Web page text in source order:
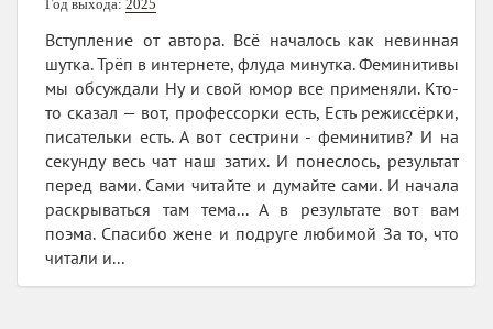
Год выхода: 2025
Вступление от автора. Всё началось как невинная
шутка. Трёп в интернете, флуда минутка. Феминитивы
мы обсуждали Ну и свой юмор все применяли. Кто-
то сказал — вот, профессорки есть, Есть режиссёрки,
писательки есть. А вот сестрини - феминитив? И на
секунду весь чат наш затих. И понеслось, результат
перед вами. Сами читайте и думайте сами. И начала
раскрываться там тема... А в результате вот вам
поэма. Спасибо жене и подруге любимой За то, что
читали и...